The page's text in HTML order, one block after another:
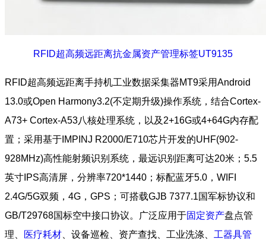
RFID超高频远距离抗金属资产管理标签UT9135
RFID超高频远距离手持机工业数据采集器MT9采用Android
13.0或Open Harmony3.2(不定期升级)操作系统，结合Cortex-
A73+ Cortex-A53八核处理系统，以及2+16G或4+64G内存配
置；采用基于IMPINJ R2000/E710芯片开发的UHF(902-
928MHz)高性能射频识别系统，最远识别距离可达20米；5.5
英寸IPS高清屏，分辨率720*1440；标配蓝牙5.0，WIFI
2.4G/5G双频，4G，GPS；可搭载GJB 7377.1国军标协议和
GB/T29768国标空中接口协议。广泛应用于固定资产盘点管
理、
医疗耗材 、设备巡检、资产查找、工业洗涤、 工器具管